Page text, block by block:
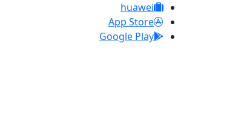
huawei
App Store
Google Play